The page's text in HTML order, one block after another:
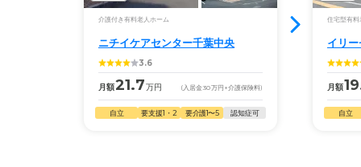
介護付き有料老人ホーム
ニチイケアセンター千葉中央
3.6
月額21.7万円 (入居金30万円 +介護保険料)
自立 要支援1・2 要介護1〜5 認知症可
住宅型有料
イリ
月額
自立